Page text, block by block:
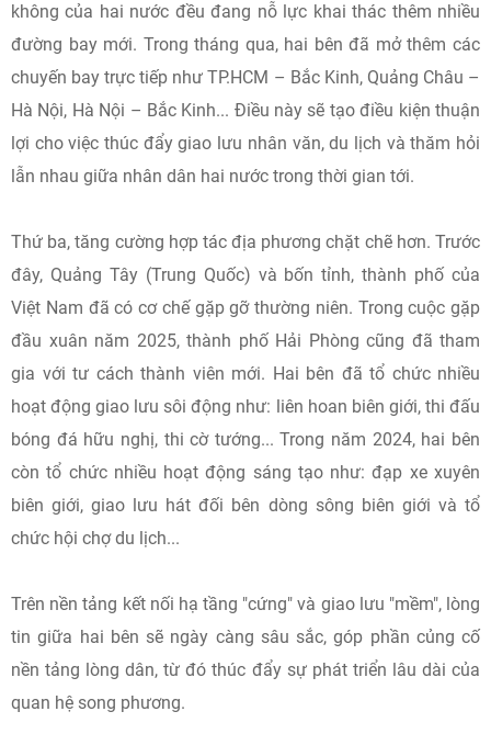
không của hai nước đều đang nỗ lực khai thác thêm nhiều
đường bay mới. Trong tháng qua, hai bên đã mở thêm các
chuyến bay trực tiếp như TP.HCM – Bắc Kinh, Quảng Châu –
Hà Nội, Hà Nội – Bắc Kinh... Điều này sẽ tạo điều kiện thuận
lợi cho việc thúc đẩy giao lưu nhân văn, du lịch và thăm hỏi
lẫn nhau giữa nhân dân hai nước trong thời gian tới.
Thứ ba, tăng cường hợp tác địa phương chặt chẽ hơn. Trước
đây, Quảng Tây (Trung Quốc) và bốn tỉnh, thành phố của
Việt Nam đã có cơ chế gặp gỡ thường niên. Trong cuộc gặp
đầu xuân năm 2025, thành phố Hải Phòng cũng đã tham
gia với tư cách thành viên mới. Hai bên đã tổ chức nhiều
hoạt động giao lưu sôi động như: liên hoan biên giới, thi đấu
bóng đá hữu nghị, thi cờ tướng... Trong năm 2024, hai bên
còn tổ chức nhiều hoạt động sáng tạo như: đạp xe xuyên
biên giới, giao lưu hát đối bên dòng sông biên giới và tổ
chức hội chợ du lịch...
Trên nền tảng kết nối hạ tầng "cứng" và giao lưu "mềm", lòng
tin giữa hai bên sẽ ngày càng sâu sắc, góp phần củng cố
nền tảng lòng dân, từ đó thúc đẩy sự phát triển lâu dài của
quan hệ song phương.